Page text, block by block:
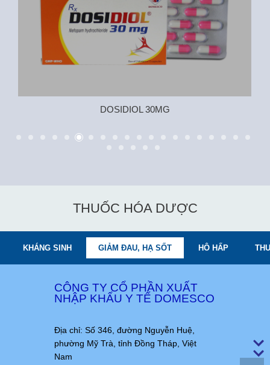
DOSIDIOL 30MG
THUỐC HÓA DƯỢC
KHÁNG SINH GIẢM ĐAU, HẠ SỐT HÔ HẤP
CÔNG TY CỔ PHẦN XUẤT
NHẬP KHẨU Y TẾ DOMESCO
Địa chỉ: Số 346, đường Nguyễn Huệ,
phường Mỹ Trà, tỉnh Đồng Tháp, Việt
Nam